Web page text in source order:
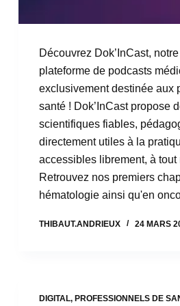
Découvrez Dok’InCast,
plateforme de podcasts
exclusivement destinée aux
santé ! Dok’InCast propose
scientifiques fiables,
directement utiles à la
accessibles librement, à tout
Retrouvez nos premiers
hématologie ainsi qu'en
THIBAUT.ANDRIEUX 24 MARS
DIGITAL, PROFESSIONNELS DE